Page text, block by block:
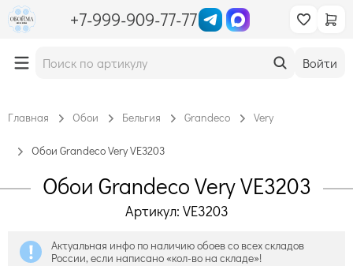
+7-999-909-77-77
Войти
Главная Обои Бельгия Grandeco Very
Обои Grandeco Very VE3203
Обои Grandeco Very VE3203
Артикул: VE3203
Актуальная инфо по наличию обоев со всех складов
России, если написано «кол-во на складе»!